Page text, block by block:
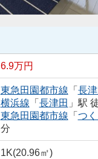
6.9万円
東急田園都市線 「 長津
横浜線 「 長津田 」駅
東急田園都市線 「 つ
分
1K(20.96㎡)